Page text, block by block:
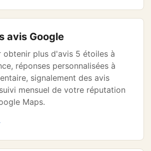
avis Google
obtenir plus d'avis 5 étoiles à
réponses personnalisées à
signalement des avis
mensuel de votre réputation
Maps.